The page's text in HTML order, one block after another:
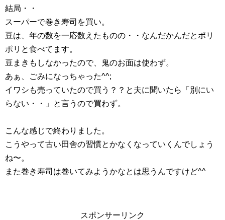
結局・・
スーパーで巻き寿司を買い。
豆は、年の数を一応数えたものの・・なんだかんだとポリ
ポリと食べてます。
豆まきもしなかったので、鬼のお面は使わず。
あぁ、ごみになっちゃった^^;
イワシも売っていたので買う？？と夫に聞いたら「別にい
らない・・」と言うので買わず。
こんな感じで終わりました。
こうやって古い田舎の習慣とかなくなっていくんでしょう
ね〜。
また巻き寿司は巻いてみようかなとは思うんですけど^^
スポンサーリンク